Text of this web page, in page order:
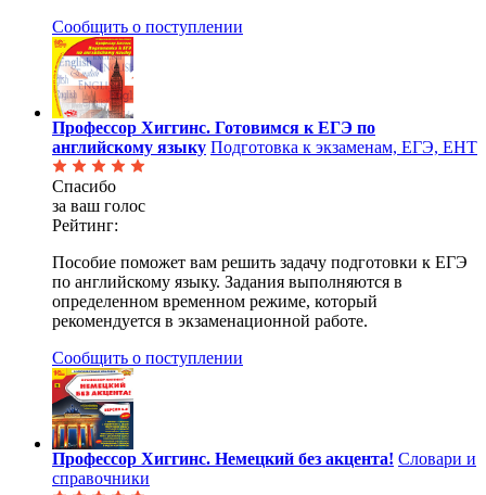
Сообщить о поступлении
Профессор Хиггинс. Готовимся к ЕГЭ по
английскому языку Подготовка к экзаменам, ЕГЭ, ЕНТ
Спасибо
за ваш голос
Рейтинг:
Пособие поможет вам решить задачу подготовки к ЕГЭ
по английскому языку. Задания выполняются в
определенном временном режиме, который
рекомендуется в экзаменационной работе.
Сообщить о поступлении
Профессор Хиггинс. Немецкий без акцента! Словари и
справочники